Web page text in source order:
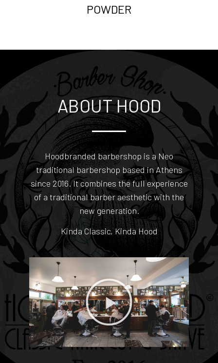
POWDER
ABOUT HOOD
Hoodbranded barbershop is a Neo
traditional barbershop based in Athens
since 2016. It combines the full experience
of a traditional barber aesthetic with the
new generation.
Kinda Classic, Kinda Hood